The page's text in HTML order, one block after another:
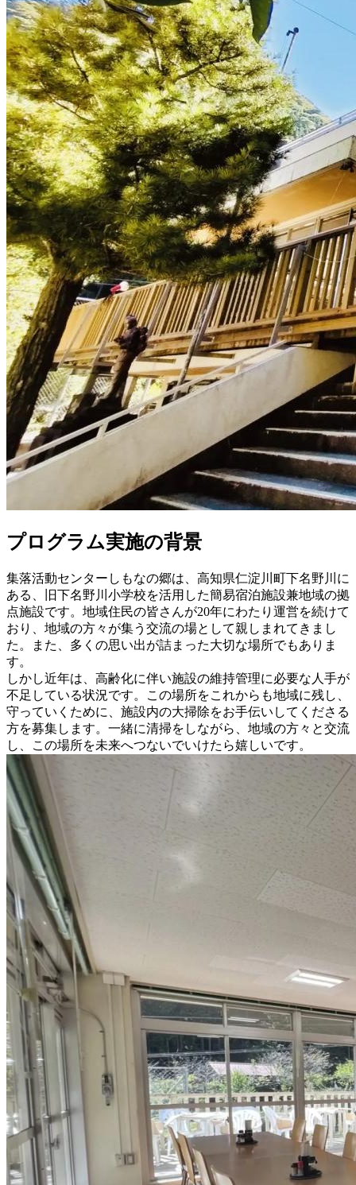
プログラム実施の背景
集落活動センターしもなの郷は、高知県仁淀川町下名野川に
ある、旧下名野川小学校を活用した簡易宿泊施設兼地域の拠
点施設です。地域住民の皆さんが20年にわたり運営を続けて
おり、地域の方々が集う交流の場として親しまれてきまし
た。また、多くの思い出が詰まった大切な場所でもありま
す。
しかし近年は、高齢化に伴い施設の維持管理に必要な人手が
不足している状況です。この場所をこれからも地域に残し、
守っていくために、施設内の大掃除をお手伝いしてくださる
方を募集します。一緒に清掃をしながら、地域の方々と交流
し、この場所を未来へつないでいけたら嬉しいです。